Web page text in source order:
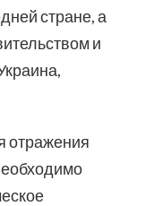
стране, а
и
отражения